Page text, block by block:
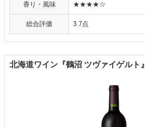
香り・風味 ★★★★☆
総合評価 3.7点
北海道ワイン『鶴沼 ツヴァイゲルト』